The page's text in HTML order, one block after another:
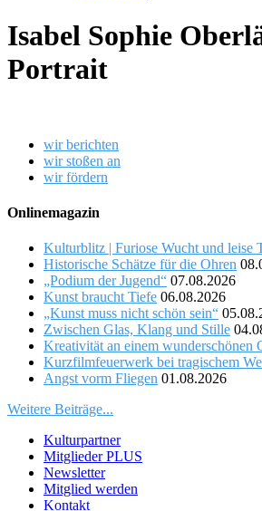
Isabel Sophie
Portrait
wir berichten
wir stoßen an
wir fördern
Onlinemagazin
Kulturblitz | Furiose Wucht und leise
Historische Schätze für die Ohren
„Podium der Jugend“ 07.08.2026
Kunst braucht Tiefe 06.08.2026
„Kunst muss nicht schön sein“
Zwischen Glas, Klang und Stille
Kreativität an einem wunderschönen
Kurzfilmfeuerwerk bei tragischem
Angst vorm Fliegen 01.08.2026
Weitere Beiträge...
Kulturpartner
Mitglieder PLUS
Newsletter
Mitglied werden
Kontakt